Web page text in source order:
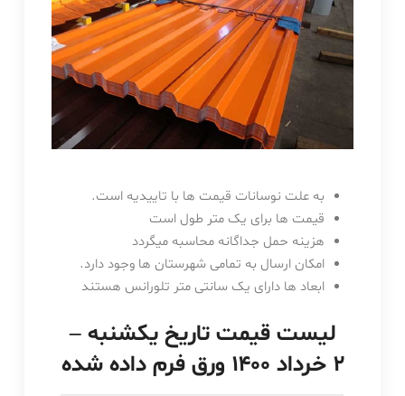
به علت نوسانات قیمت ها با تاییدیه است.
قیمت ها برای یک متر طول است
هزینه حمل جداگانه محاسبه میگردد
امکان ارسال به تمامی شهرستان ها وجود دارد.
ابعاد ها دارای یک سانتی متر تلورانس هستند
لیست قیمت تاریخ یکشنبه –
۲ خرداد ۱۴۰۰ ورق فرم داده شده